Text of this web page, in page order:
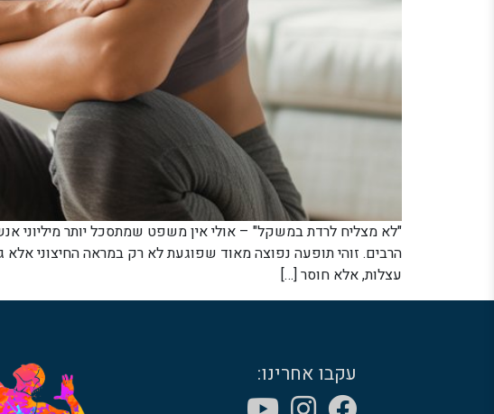
"לא מצליח לרדת במשקל" – אולי אין משפט שמתסכל יותר
הרבים. זוהי תופעה נפוצה מאוד שפוגעת לא רק במראה החיצוני אלא
עצלות, אלא חוסר […]
עקבו אחרינו: